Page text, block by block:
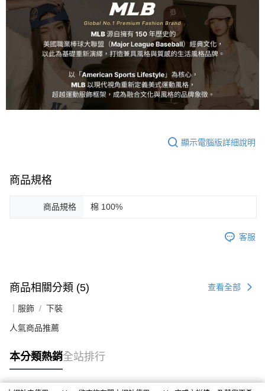
顯示電腦版詳細說明
商品規格
商品規格 棉 100%
客服
商品相關分類 (5) 查看全部
｜服飾 下裝
人氣商品推薦
本分類熱銷全站排行